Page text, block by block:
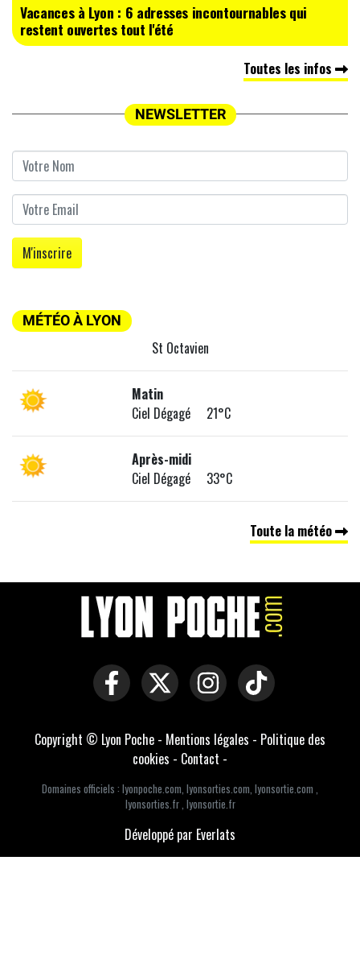
Vacances à Lyon : 6 adresses incontournables qui
restent ouvertes tout l'été
Toutes les infos
NEWSLETTER
MÉTÉO À LYON
St Octavien
Matin
Ciel Dégagé 21°C
Après-midi
Ciel Dégagé 33°C
Toute la météo
Copyright © Lyon Poche - Mentions légales - Politique des
cookies - Contact -
Domaines officiels : lyonpoche.com lyonsorties.com lyonsortie.com
lyonsorties.fr, lyonsortie.fr
Développé par Everlats